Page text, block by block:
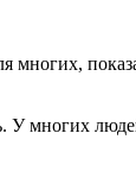
многих,
многих